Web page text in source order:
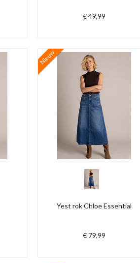
€ 49,99
Nieuw
Yest rok Chloe Essential
€ 79,99